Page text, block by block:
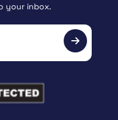
your inbox.